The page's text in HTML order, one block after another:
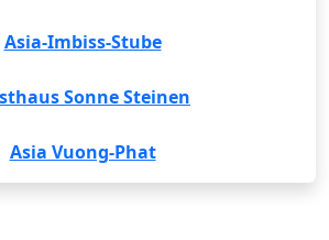
Asia-Imbiss-Stube
Sonne Steinen
Asia Vuong-Phat